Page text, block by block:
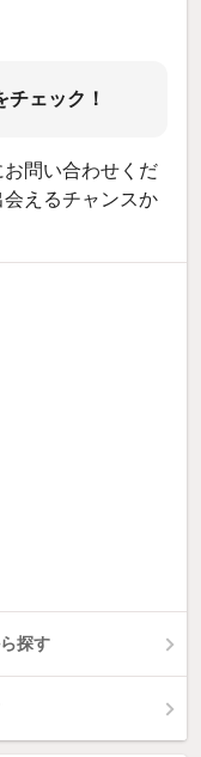
ェック！
問い合わせくだ
えるチャンスか
探す